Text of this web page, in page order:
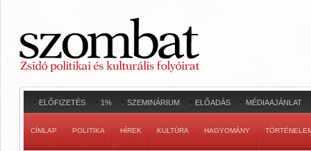
ELŐFIZETÉS 1% SZEMINÁRIUM ELŐADÁS MÉDIAAJÁNLAT
CÍMLAP POLITIKA HÍREK KULTÚRA HAGYOMÁNY